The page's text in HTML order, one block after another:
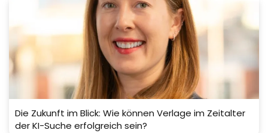
Die Zukunft im Blick: Wie können Verlage im Zeitalter
der KI-Suche erfolgreich sein?